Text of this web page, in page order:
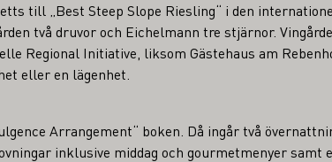
till „Best Steep Slope Riesling“ i den
två druvor och Eichelmann tre stjärnor.
Regional Initiative, liksom Gästehaus am
eller en lägenhet.
Arrangement“ boken. Då ingår två
inklusive middag och gourmetmenyer